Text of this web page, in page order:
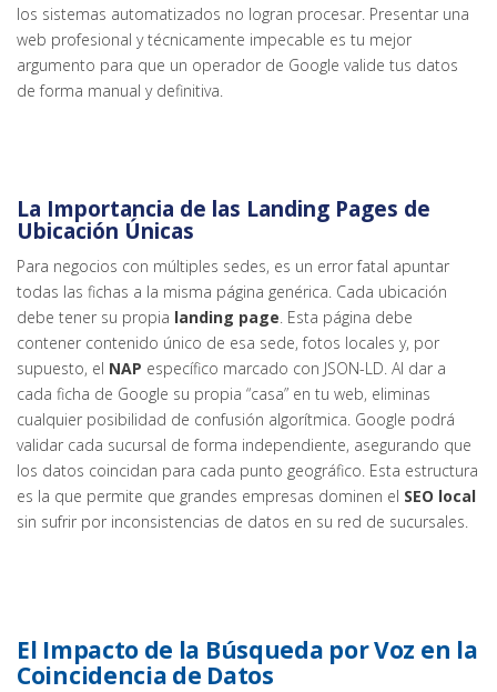
los sistemas automatizados no logran procesar. Presentar una
web profesional y técnicamente impecable es tu mejor
argumento para que un operador de Google valide tus datos
de forma manual y definitiva.
La Importancia de las Landing Pages de
Ubicación Únicas
Para negocios con múltiples sedes, es un error fatal apuntar
todas las fichas a la misma página genérica. Cada ubicación
debe tener su propia landing page . Esta página debe
contener contenido único de esa sede, fotos locales y, por
supuesto, el NAP específico marcado con JSON-LD. Al dar a
cada ficha de Google su propia “casa” en tu web, eliminas
cualquier posibilidad de confusión algorítmica. Google podrá
validar cada sucursal de forma independiente, asegurando que
los datos coincidan para cada punto geográfico. Esta estructura
es la que permite que grandes empresas dominen el SEO local
sin sufrir por inconsistencias de datos en su red de sucursales.
El Impacto de la Búsqueda por Voz en la
Coincidencia de Datos